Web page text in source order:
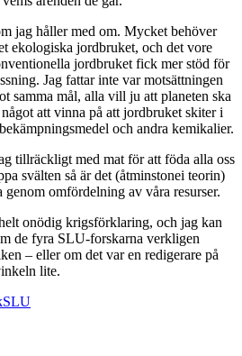
jag håller med om. Mycket behöver
ekologiska jordbruket, och det vore
jordbruket fick mer stöd för
Jag fattar inte var motsättningen
samma mål, alla vill ju att planeten ska
att vinna på att jordbruket skiter i
och andra kemikalier.
tillräckligt med mat för att föda alla oss
svälten så är det (åtminstonei teorin)
genom omfördelning av våra resurser.
onödig krigsförklaring, och jag kan
de fyra SLU-forskarna verkligen
– eller om det var en redigerare på
lite.
SLU